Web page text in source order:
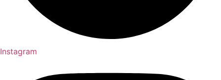
Instagram